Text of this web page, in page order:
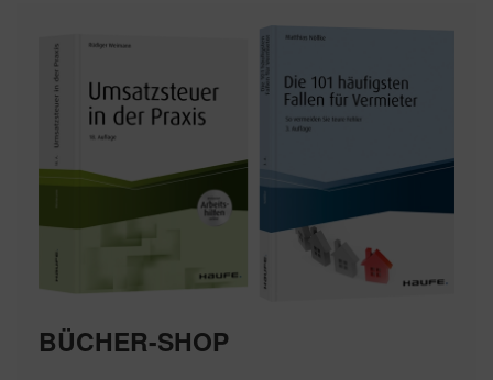
BÜCHER-SHOP